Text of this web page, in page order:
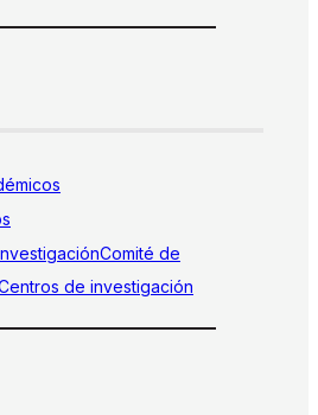
Comité de
de investigación